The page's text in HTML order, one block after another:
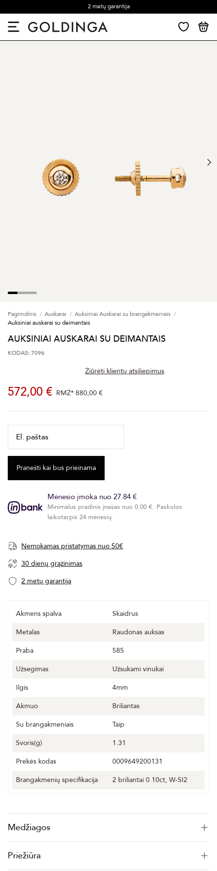
2 metų garantija
Pagrindinis Auskarai
Auksiniai Auskarai su brangakmeniais
Auksiniai auskarai su deimantais
AUKSINIAI AUSKARAI SU DEIMANTAIS
KODAS: 7096
Žiūrėti klientų atsiliepimus
572,00 € RMŽ* 880,00 €
Mėnesio įmoka nuo 27.84 €
Minimalus pradinis įnašas nuo 0.00 €. Paskolos
laikotarpis 24 mėnesių.
Nemokamas pristatymas nuo 50€
30 dienų grąžinimas
2 metų garantija
Akmens spalva
Skaidrus
Metalas
Raudonas auksas
Praba
585
Užsegimas
Užsukami vinukai
Ilgis
4mm
Akmuo
Briliantas
Su brangakmeniais
Taip
Svoris(g)
1.31
Prekės kodas
0009649200131
Brangakmenių specifikacija
2 briliantai 0.10ct, W-SI2
Medžiagos
Priežiūra